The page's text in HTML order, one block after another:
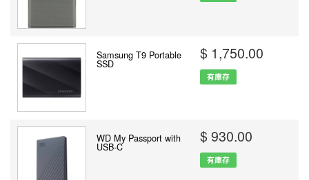
Samsung T9 Portable
SSD
$ 1,750.00
有庫存
WD My Passport with
USB-C
$ 930.00
有庫存